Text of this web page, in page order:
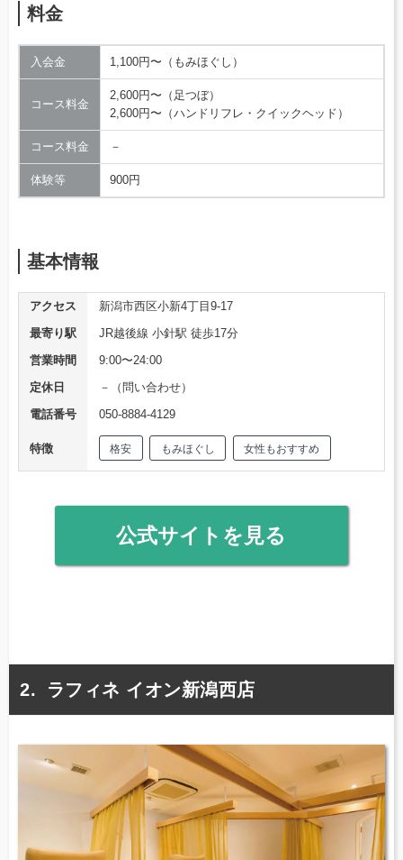
料金
入会金 1,100円〜（もみほぐし）
コース料金
2,600円〜（足つぼ）
2,600円〜（ハンドリフレ・クイックヘッド）
コース料金 －
体験等 900円
基本情報
アクセス
新潟市西区小新4丁目9-17
最寄り駅
JR越後線 小針駅 徒歩17分
営業時間
9:00〜24:00
定休日
－（問い合わせ）
電話番号
050-8884-4129
特徴 格安 もみほぐし 女性もおすすめ
公式サイトを見る
ラフィネ イオン新潟西店